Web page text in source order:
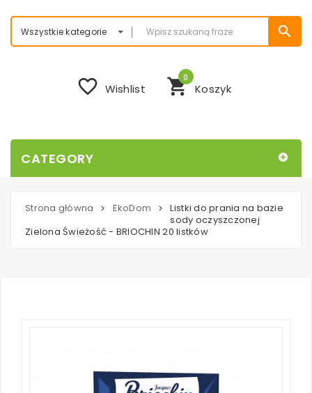
Wszystkie kategorie search
shopping_cart Koszyk
0
favorite_border Wishlist
CATEGORY
Strona główna > EkoDom >
Listki do prania na bazie
sody oczyszczonej
Zielona Świeżość - BRIOCHIN 20 listków